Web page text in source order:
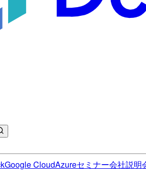
Google CloudAzureセミナー会社説明